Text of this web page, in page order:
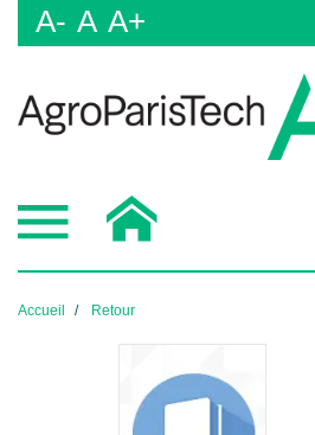
A- A A+
Accueil Retour